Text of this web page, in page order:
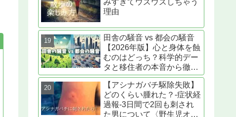
理由
田舎の騒音 vs 都会の騒音
【2026年版】心と身体を蝕
むのはどっち？科学的デー
タと移住者の本音から徹底
解剖
【アシナガバチ駆除失敗】
どのくらい腫れた？‐症状経
過報‐3日間で2回も刺され
た男について〈野生児オッ